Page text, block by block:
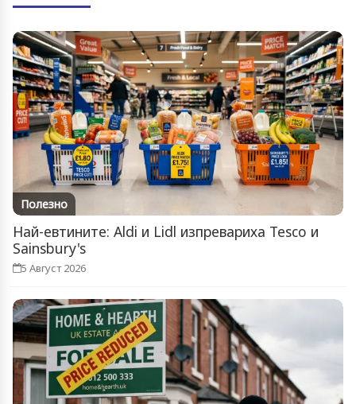
Полезно
Най-евтините: Aldi и Lidl изпревариха Tesco и
Sainsbury's
5 Август 2026